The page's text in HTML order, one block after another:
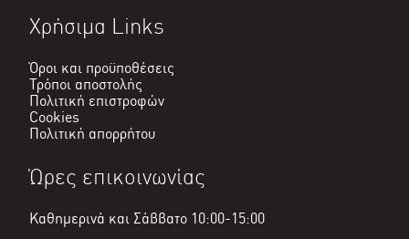
Χρήσιμα Links
Όροι και προϋποθέσεις
Τρόποι αποστολής
Πολιτική επιστροφών
Cookies
Πολιτική απορρήτου
Ώρες επικοινωνίας
Καθημερινά και Σάββατο 10:00-15:00